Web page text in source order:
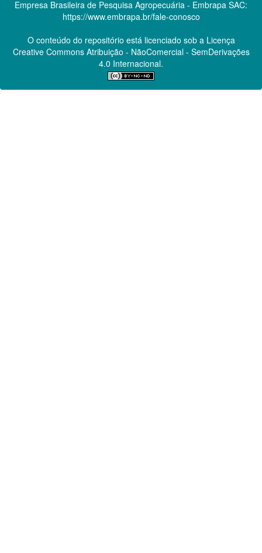
Empresa Brasileira de Pesquisa Agropecuária - Embrapa SAC:
https://www.embrapa.br/fale-conosco
O conteúdo do repositório está licenciado sob a Licença
Creative CommonsAtribuição - NãoComercial - SemDerivações
4.0 Internacional.